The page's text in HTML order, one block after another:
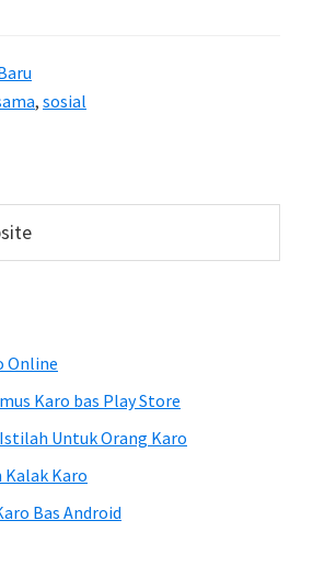
, sosial
Online
Karo bas Play Store
Untuk Orang Karo
Kalak Karo
Bas Android